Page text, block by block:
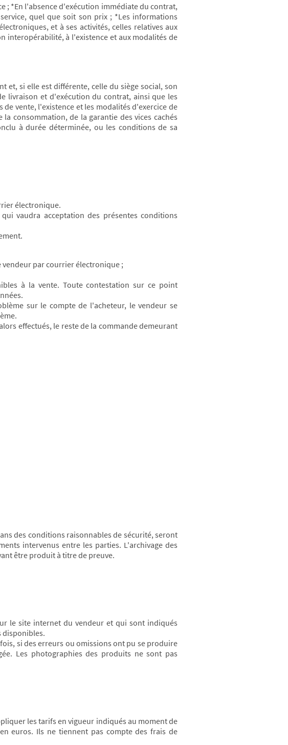
; *En l'absence d'exécution immédiate du contrat,
quel que soit son prix ; *Les informations
et à ses activités, celles relatives aux
interopérabilité, à l'existence et aux modalités de
et, si elle est différente, celle du siège social, son
livraison et d'exécution du contrat, ainsi que les
vente, l'existence et les modalités d'exercice de
consommation, de la garantie des vices cachés
à durée déterminée, ou les conditions de sa
électronique.
vaudra acceptation des présentes conditions
par courrier électronique ;
à la vente. Toute contestation sur ce point
sur le compte de l'acheteur, le vendeur se
effectués, le reste de la commande demeurant
des conditions raisonnables de sécurité, seront
intervenus entre les parties. L'archivage des
être produit à titre de preuve.
le site internet du vendeur et qui sont indiqués
disponibles.
si des erreurs ou omissions ont pu se produire
Les photographies des produits ne sont pas
les tarifs en vigueur indiqués au moment de
euros. Ils ne tiennent pas compte des frais de